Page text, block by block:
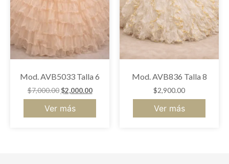
Mod. AVB5033 Talla 6
$7,000.00 $2,000.00
Ver más
Mod. AVB836 Talla 8
$2,900.00
Ver más